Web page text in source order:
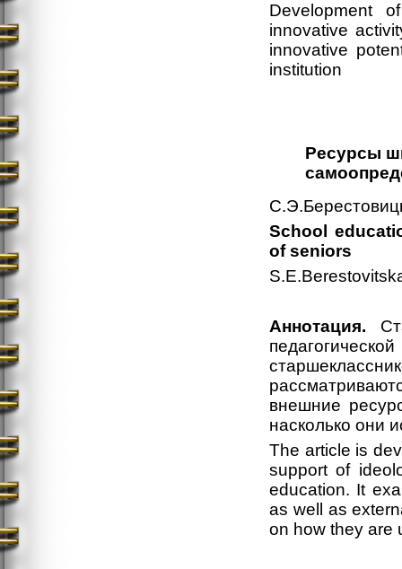
Development
innovative
innovative
institution
Ресурсы
School
of seniors
Аннотация.
внешние
насколько они
The article is
support of
education. It
as well as
on how they are